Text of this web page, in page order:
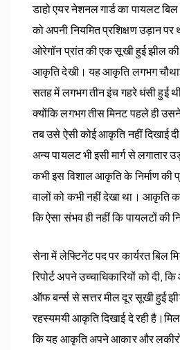
डाहो एयर नेशनल गार्ड का पायलट
को अपनी नियमित प्रशिक्षण उड़ान
ओरेगॉन प्रांत की एक सूखी हुई झील की
आकृति देखी। यह आकृति लगभग
सतह में लगभग तीन इंच गहरे धंसी हुई
क्योंकि लगभग तीस मिनट पहले ही उसने
तब उसे ऐसी कोई आकृति नहीं दिखाई
अन्य पायलट भी इसी मार्ग से लगातार
कभी इस विशाल आकृति के निर्माण की
वालों को कभी नहीं देखा था। आकृति
कि ऐसा संभव ही नहीं कि पायलटों की
सेना में लेफ्टिनेंट पद पर कार्यरत बिल
रिपोर्ट अपने उच्चाधिकारियों को दी,
ऑफ बर्न्स से सत्तर मील दूर सूखी हुई
रहस्यमयी आकृति दिखाई दे रही
कि यह आकृति अपने आकार और